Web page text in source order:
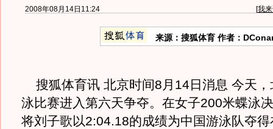
2008年08月14日11:24 [我
来源：搜狐体育 作者：
搜狐体育讯 北京时间8月14日消息 今天，
泳比赛进入第六天争夺。在女子200米蝶泳
将刘子歌以2:04.18的成绩为中国游泳队夺